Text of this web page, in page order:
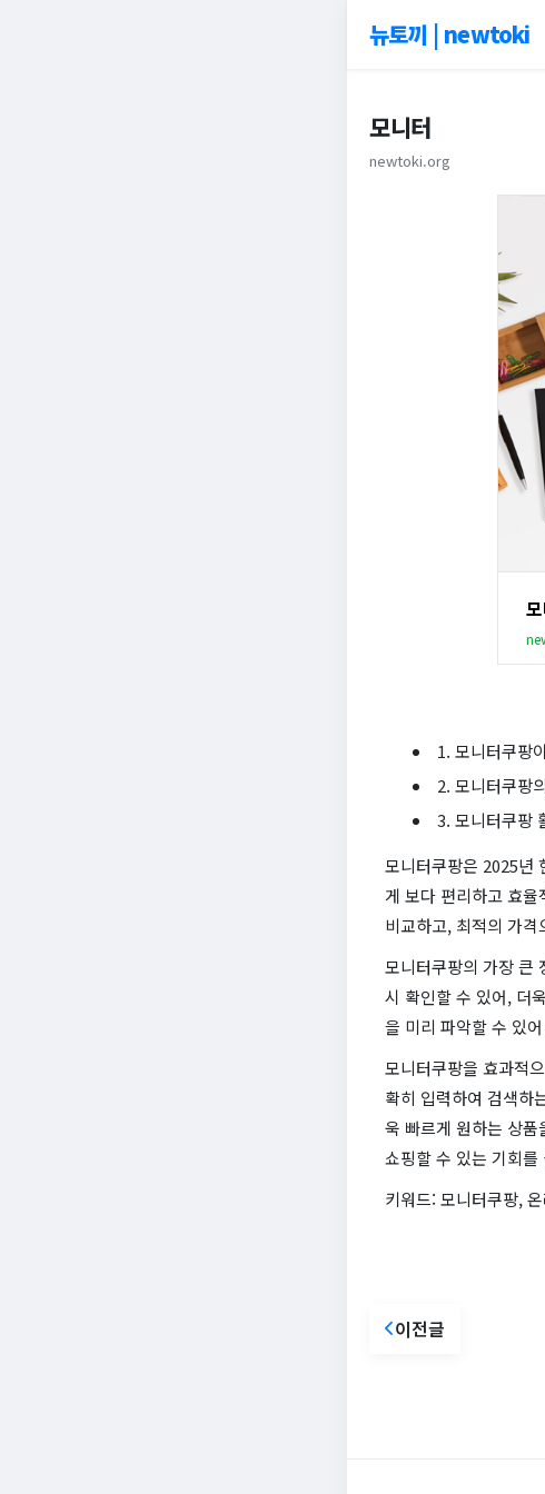
뉴토끼 | newtoki
모니터
newtoki.org
1. 모니터쿠팡
2. 모니터쿠팡
3. 모니터쿠팡
모니터쿠팡은 2025년
게 보다 편리하고 효
비교하고, 최적의 가
모니터쿠팡의 가장 큰
시 확인할 수 있어, 더
을 미리 파악할 수 있
모니터쿠팡을 효과적
확히 입력하여 검색하
욱 빠르게 원하는 상
쇼핑할 수 있는 기회를
키워드: 모니터쿠팡,
이전글